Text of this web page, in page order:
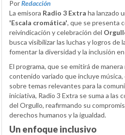
PorRedacción
La emisora Radio 3 Extra ha lanzado
'Escala cromática', que se presenta
reivindicación y celebración del
busca visibilizar las luchas y logros de
fomentar la diversidad y la inclusión
El programa, que se emitirá de
contenido variado que incluye
sobre temas relevantes para la
iniciativa, Radio 3 Extra se suma a las
del Orgullo, reafirmando su
derechos humanos y la igualdad.
Un enfoque inclusivo